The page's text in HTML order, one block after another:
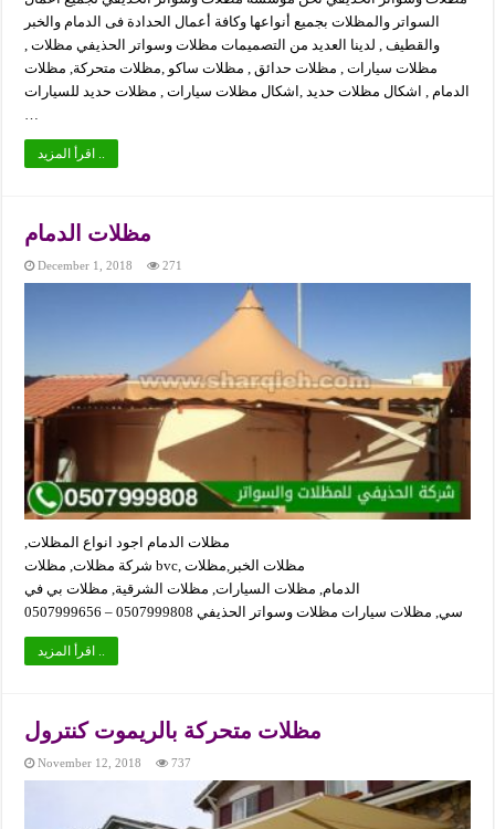
السواتر والمظلات بجميع أنواعها وكافة أعمال الحدادة فى الدمام والخبر
والقطيف , لدينا العديد من التصميمات مظلات وسواتر الحذيفي مظلات ,
مظلات سيارات , مظلات حدائق , مظلات ساكو ,مظلات متحركة, مظلات
الدمام , اشكال مظلات حديد ,اشكال مظلات سيارات , مظلات حديد للسيارات
مظلات الدمام
December 1, 2018 271
مظلات الدمام اجود انواع المظلات,
شركة مظلات, مظلات bvc, مظلات الخبر,مظلات
الدمام, مظلات السيارات, مظلات الشرقية, مظلات بي في
سي, مظلات سيارات مظلات وسواتر الحذيفي 0507999808 – 0507999656
اقرأ المزيد ..
مظلات متحركة بالريموت كنترول
November 12, 2018 737